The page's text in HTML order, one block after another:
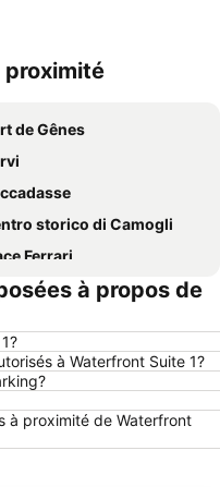
proximité
de Gênes
storico di Camogli
Ferrari
de Gênes-Brignole
Ponente
Soprana
in Tour
Glen Designer Outlet
à propos de
à Waterfront Suite 1?
à proximité de Waterfront